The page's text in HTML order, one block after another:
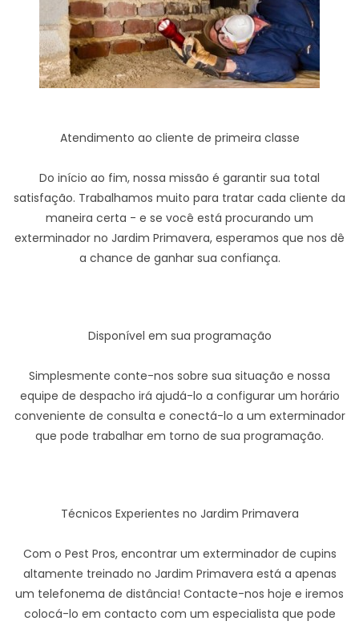
Atendimento ao cliente de primeira classe
Do início ao fim, nossa missão é garantir sua total
satisfação. Trabalhamos muito para tratar cada cliente da
maneira certa - e se você está procurando um
exterminador no Jardim Primavera, esperamos que nos dê
a chance de ganhar sua confiança.
Disponível em sua programação
Simplesmente conte-nos sobre sua situação e nossa
equipe de despacho irá ajudá-lo a configurar um horário
conveniente de consulta e conectá-lo a um exterminador
que pode trabalhar em torno de sua programação.
Técnicos Experientes no Jardim Primavera
Com o Pest Pros, encontrar um exterminador de cupins
altamente treinado no Jardim Primavera está a apenas
um telefonema de distância! Contacte-nos hoje e iremos
colocá-lo em contacto com um especialista que pode